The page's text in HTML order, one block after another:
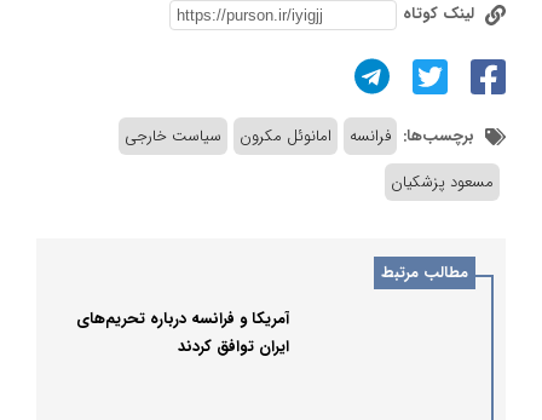
لینک کوتاه
برچسب‌ها: فرانسه امانوئل مکرون
سیاست خارجی
مسعود پزشکیان
مطالب مرتبط
آمریکا و فرانسه درباره تحریم‌های
ایران توافق کردند